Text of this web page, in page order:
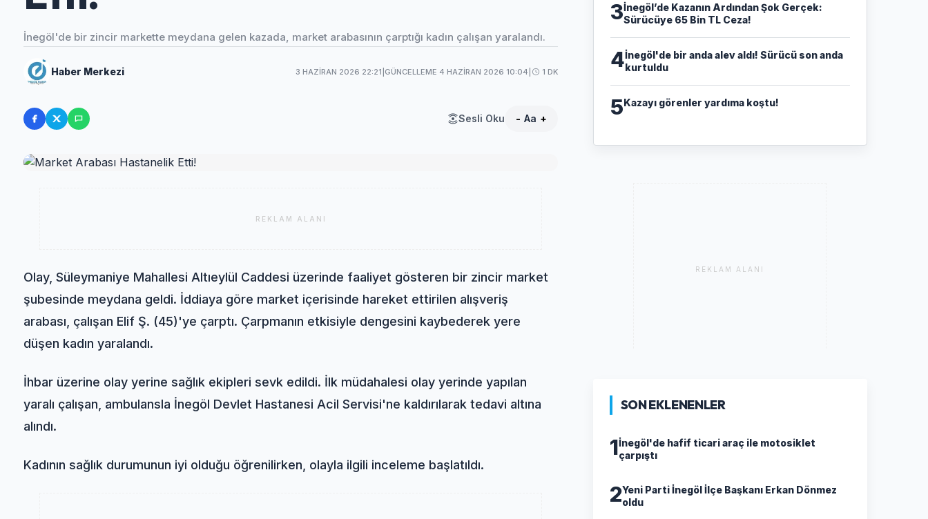
İnegöl'de bir zincir markette meydana gelen kazada, market arabasının çarptığı kadın çalışan yaralandı.
Haber Merkezi 3 HAZIRAN 2026 22:21 GÜNCELLEME 4 HAZIRAN 2026 10:04 1 DK
Sesli Oku - Aa +
REKLAM ALANI
Olay, Süleymaniye Mahallesi Altıeylül Caddesi üzerinde faaliyet gösteren bir zincir market
şubesinde meydana geldi. İddiaya göre market içerisinde hareket ettirilen alışveriş
arabası, çalışan Elif Ş. (45)'ye çarptı. Çarpmanın etkisiyle dengesini kaybederek yere
düşen kadın yaralandı.
İhbar üzerine olay yerine sağlık ekipleri sevk edildi. İlk müdahalesi olay yerinde yapılan
yaralı çalışan, ambulansla İnegöl Devlet Hastanesi Acil Servisi'ne kaldırılarak tedavi altına
alındı.
Kadının sağlık durumunun iyi olduğu öğrenilirken, olayla ilgili inceleme başlatıldı.
3​İnegöl’de Kazanın Ardından Şok Gerçek:
Sürücüye 65 Bin TL Ceza!
4İnegöl'de bir anda alev aldı! Sürücü son anda
kurtuldu
5Kazayı görenler yardıma koştu!
REKLAM ALANI
SON EKLENENLER
1İnegöl'de hafif ticari araç ile motosiklet
çarpıştı
2Yeni Parti İnegöl İlçe Başkanı Erkan Dönmez
oldu